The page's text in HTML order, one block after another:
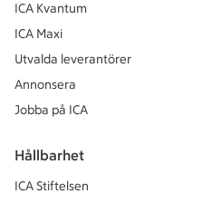
ICA Kvantum
ICA Maxi
Utvalda leverantörer
Annonsera
Jobba på ICA
Hållbarhet
ICA Stiftelsen